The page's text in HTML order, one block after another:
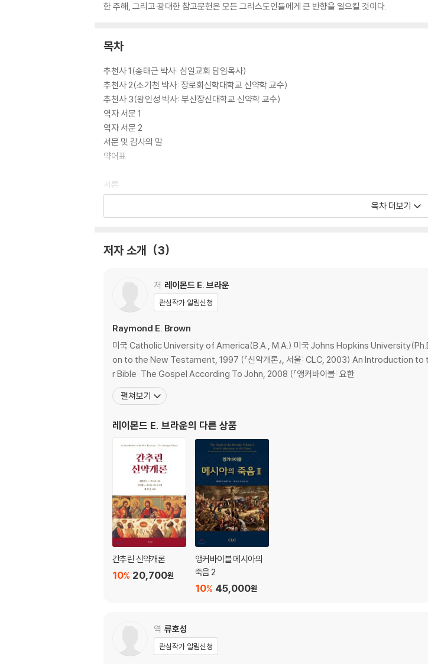
한 주해, 그리고 광대한 참고문헌은 모든 그리스도인들에게 큰 반향을 일으킬 것이다.
목차
추천사 1(송태근 박사: 삼일교회 담임목사)
추천사 2(소기천 박사: 장로회신학대학교 신약학 교수)
추천사 3(왕인성 박사: 부산장신대학교 신약학 교수)
역자 서문 1
역자 서문 2
서문 및 감사의 말
약어표
서론
§1. 본서의 관점
주석
|제1막| 기드론 시내 건너편 감람 산의 겟세마네에서 예수님이 기도하고 체포되다(막
1장: 예수님이 그 장소로 가서 그곳에서 기도하다(막 14:26-42; 마 26:30-46; 눅 22:39-46;
§4. 섹션별 참고문헌
§5. 전환적 에피소드: 예수님이 제자들과 감람 산으로 가다
(막 14:26-31; 마 26:30-35; 눅 22:39; 요 18:1a)
§6. 겟세마네에서의 기도, 제1부: 겟세마네에 도착함 그리고 준비들
§7. 겟세마네에서의 기도, 제2부: 예수님이 아버지에게 기도하다
§8. 겟세마네에서의 기도, 제3부: 천사들이 힘을 더하다
§9. 겟세마네에서의 기도, 제4부: 예수님이 제자들에게 첫 번째 돌아오다
(막 14:37-38; 마 26:40-41; 눅 22:45-46)
§10. 겟세마네에서의 기도, 제5부: 예수님이 제자들에게 두 번째
그리고 세 번째 돌아오다(막 14:39-42; 마 26:42-46)
§11. 겟세마네에서의 예수님의 기도 다섯 부분 모두를 다루는 분석
2장: 예수님이 체포되다(막 14:43-52; 마 26:47-56; 눅 22:47-53; 요 18:2-11)
§12. 섹션별 참고문헌
§13. 예수님의 체포, 제1부: 최초의 조우
(막 14:43-46; 마 26:47-50; 눅 22:47-48; 요 18:2-8a)
§14. 예수님의 체포, 제2부: 체포와 동반된 사건
§15. 예수님의 체포, 제3부: 벌거벗은 청년의 도망
(막 14:51-52)
§16. 예수님의 체포에 대한 세 부분 모두를 다루는 분석
목차 더보기
저자 소개 3
저 레이몬드 E. 브라운
관심작가 알림신청
Raymond E. Brown
미국 Catholic University of America(B.A., M.A.) 미국 Johns Hopkins University(Ph.D.) 미국
on to the New Testament, 1997 (『신약개론』, 서울: CLC, 2003) An Introduction to the Gospel of John, 2003 (『요한복음 개론』, 서울: CLC, 2010) Ancho
r Bible: The Gospel According To John, 2008 (『앵커바이블: 요한
펼쳐보기
레이몬드 E. 브라운의 다른 상품
간추린 신약개론
20,700원
10%
앵커바이블 메시아의
죽음 2
45,000원
10%
역 류호성
관심작가 알림신청